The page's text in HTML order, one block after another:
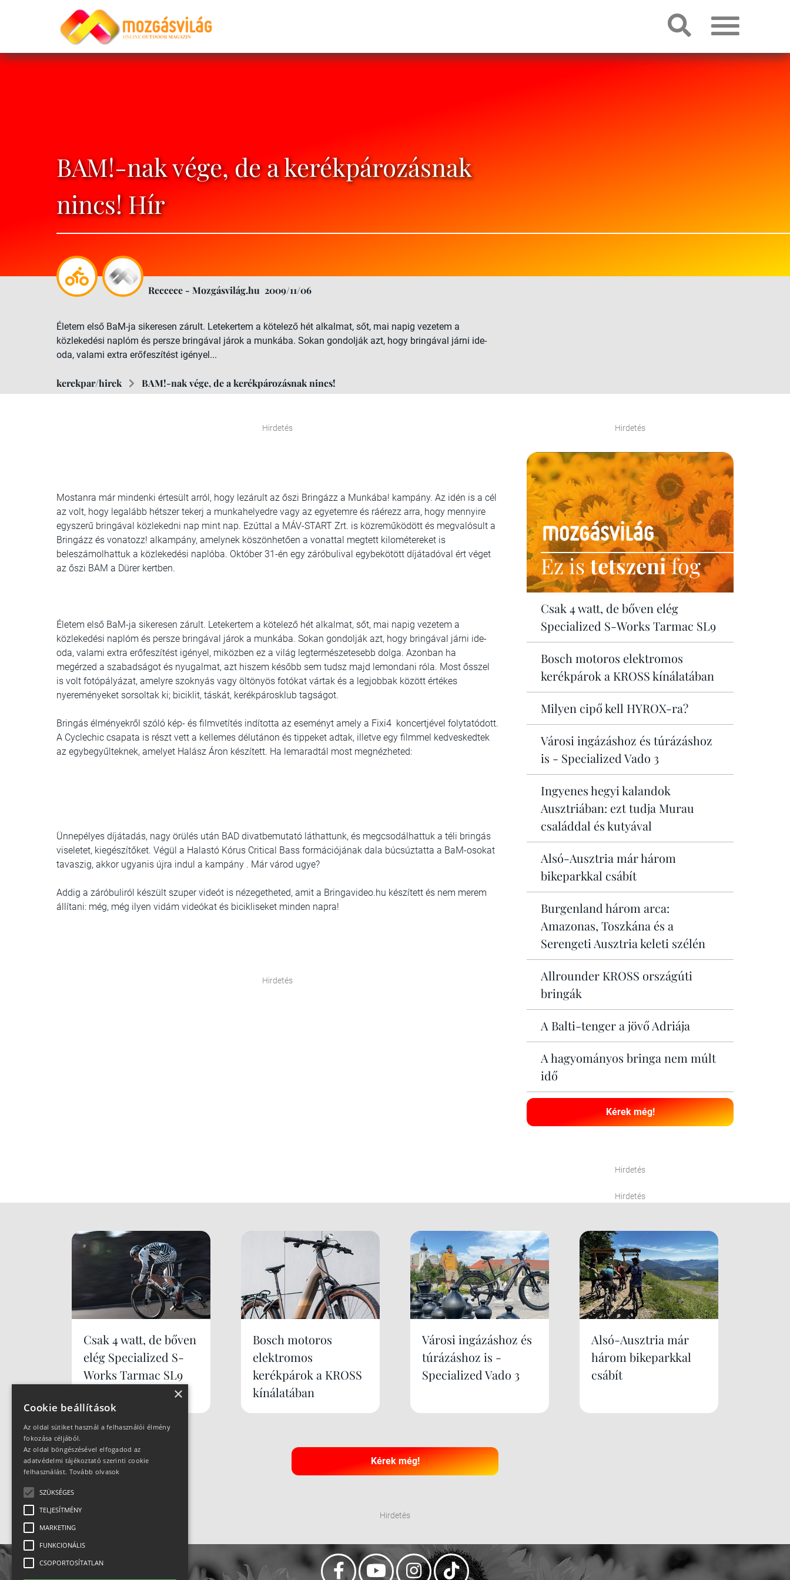
BAM!-nak vége, de a kerékpározásnak
nincs! Hír
Reccece - Mozgásvilág.hu 2009/11/06
Életem első BaM-ja sikeresen zárult. Letekertem a kötelező hét alkalmat, sőt, mai napig vezetem a
közlekedési naplóm és persze bringával járok a munkába. Sokan gondolják azt, hogy bringával járni ide-
oda, valami extra erőfeszítést igényel...
kerekpar/hirek BAM!-nak vége, de a kerékpározásnak nincs!
Hirdetés
Mostanra már mindenki értesült arról, hogy lezárult az őszi Bringázz a Munkába! kampány. Az idén is a cél
az volt, hogy legalább hétszer tekerj a munkahelyedre vagy az egyetemre és ráérezz arra, hogy mennyire
egyszerű bringával közlekedni nap mint nap. Ezúttal a MÁV-START Zrt. is közreműködött és megvalósult a
Bringázz és vonatozz! alkampány, amelynek köszönhetően a vonattal megtett kilométereket is
beleszámolhattuk a közlekedési naplóba. Október 31-én egy záróbulival egybekötött díjátadóval ért véget
az őszi BAM a Dürer kertben.
Életem első BaM-ja sikeresen zárult. Letekertem a kötelező hét alkalmat, sőt, mai napig vezetem a
közlekedési naplóm és persze bringával járok a munkába. Sokan gondolják azt, hogy bringával járni ide-
oda, valami extra erőfeszítést igényel, miközben ez a világ legtermészetesebb dolga. Azonban ha
megérzed a szabadságot és nyugalmat, azt hiszem később sem tudsz majd lemondani róla. Most ősszel
is volt fotópályázat, amelyre szoknyás vagy öltönyös fotókat vártak és a legjobbak között értékes
nyereményeket sorsoltak ki; biciklit, táskát, kerékpárosklub tagságot.
Bringás élményekről szóló kép- és filmvetítés indította az eseményt amely a Fixi4 koncertjével folytatódott.
A Cyclechic csapata is részt vett a kellemes délutánon és tippeket adtak, illetve egy filmmel kedveskedtek
az egybegyűlteknek, amelyet Halász Áron készített. Ha lemaradtál most megnézheted:
Ünnepélyes díjátadás, nagy örülés után BAD divatbemutató láthattunk, és megcsodálhattuk a téli bringás
viseletet, kiegészítőket. Végül a Halastó Kórus Critical Bass formációjának dala búcsúztatta a BaM-osokat
tavaszig, akkor ugyanis újra indul a kampány . Már várod ugye?
Addig a záróbuliról készült szuper videót is nézegetheted, amit a Bringavideo.hu készített és nem merem
állítani: még, még ilyen vidám videókat és bicikliseket minden napra!
Hirdetés
Hirdetés
Ez istetszenifog
Csak 4 watt, de bőven elég
Specialized S-Works Tarmac SL9
Bosch motoros elektromos
kerékpárok a KROSS kínálatában
Milyen cipő kell HYROX-ra?
Városi ingázáshoz és túrázáshoz
is - Specialized Vado 3
Ingyenes hegyi kalandok
Ausztriában: ezt tudja Murau
családdal és kutyával
Alsó-Ausztria már három
bikeparkkal csábít
Burgenland három arca:
Amazonas, Toszkána és a
Serengeti Ausztria keleti szélén
Allrounder KROSS országúti
bringák
A Balti-tenger a jövő Adriája
A hagyományos bringa nem múlt
idő
Kérek még!
Hirdetés
Hirdetés
Csak 4 watt, de bőven
elég Specialized S-
Works Tarmac SL9
Bosch motoros
elektromos
kerékpárok a KROSS
kínálatában
Városi ingázáshoz és
túrázáshoz is -
Specialized Vado 3
Alsó-Ausztria már
három bikeparkkal
csábít
Kérek még!
Hirdetés
×
Cookie beállítások
Az oldal sütiket használ a felhasználói élmény
fokozása céljából.
Az oldal böngészésével elfogadod az
adatvédelmi tájékoztató szerinti cookie
felhasználást. Tovább olvasok
SZÜKSÉGES
TELJESÍTMÉNY
MARKETING
FUNKCIONÁLIS
CSOPORTOSÍTATLAN